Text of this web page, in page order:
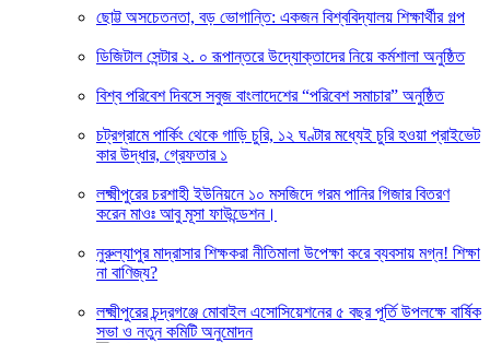
ছোট্ট অসচেতনতা, বড় ভোগান্তি: একজন বিশ্ববিদ্যালয় শিক্ষার্থীর গল্প
ডিজিটাল সেন্টার ২. ০ রূপান্তরে উদ্যোক্তাদের নিয়ে কর্মশালা অনুষ্ঠিত
বিশ্ব পরিবেশ দিবসে সবুজ বাংলাদেশের “পরিবেশ সমাচার” অনুষ্ঠিত
চট্রগ্রামে পার্কিং থেকে গাড়ি চুরি, ১২ ঘণ্টার মধ্যেই চুরি হওয়া প্রাইভেট
কার উদ্ধার, গ্রেফতার ১
লক্ষ্মীপুরের চরশাহী ইউনিয়নে ১০ মসজিদে গরম পানির গিজার বিতরণ
করেন মাওঃ আবু মূসা ফাউন্ডেশন।
নুরুল্যাপুর মাদ্রাসার শিক্ষকরা নীতিমালা উপেক্ষা করে ব্যবসায় মগ্ন! শিক্ষা
না বাণিজ্য?
লক্ষ্মীপুরের চন্দ্রগঞ্জে মোবাইল এসোসিয়েশনের ৫ বছর পূর্তি উপলক্ষে বার্ষিক
সভা ও নতুন কমিটি অনুমোদন